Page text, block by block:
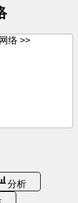
络 >>
分析